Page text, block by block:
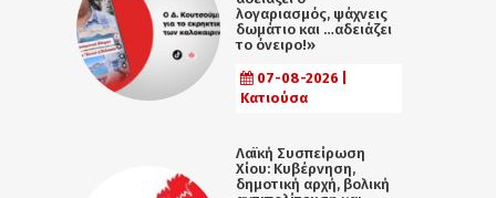
λογαριασμός, ψάχνεις
δωμάτιο και …αδειάζει
το όνειρο!»
07-08-2026 |
Κατιούσα
Λαϊκή Συσπείρωση
Χίου: Κυβέρνηση,
δημοτική αρχή, βολική